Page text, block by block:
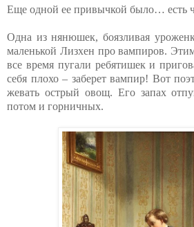
Еще одной ее привычкой было… есть
Одна из нянюшек, боязливая
маленькой Лизхен про вампиров.
все время пугали ребятишек и
себя плохо – заберет вампир! Вот
жевать острый овощ. Его запах
потом и горничных.